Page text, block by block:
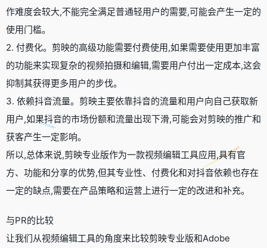
作难度会较大,不能完全满足普通轻用户的需要,可能会产生一定的
使用门槛。
2. 付费化。剪映的高级功能需要付费使用,如果需要使用更加丰富
的功能来实现复杂的视频拍摄和编辑,需要用户付出一定成本,这会
抑制其获得更多用户的步伐。
3. 依赖抖音流量。剪映主要依靠抖音的流量和用户向自己获取新
用户,如果抖音的市场份额和流量出现下滑,可能会对剪映的推广和
获客产生一定影响。
所以,总体来说,剪映专业版作为一款视频编辑工具应用,具有官
方、功能和分享的优势,但其专业性、付费化和对抖音依赖也存在
一定的缺点,需要在产品策略和运营上进行一定的改进和补充。
与PR的比较
让我们从视频编辑工具的角度来比较剪映专业版和Adobe